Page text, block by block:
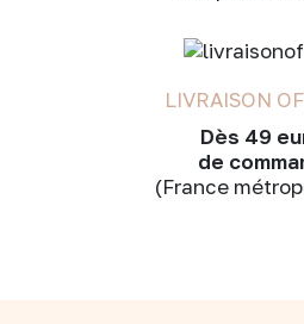
LIVRAISON
Dès 49
de
(France